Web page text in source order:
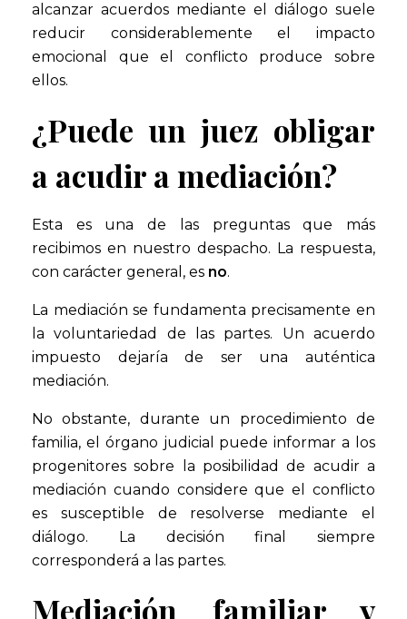
alcanzar acuerdos mediante el diálogo suele
reducir considerablemente el impacto
emocional que el conflicto produce sobre
ellos.
¿Puede un juez obligar
a acudir a mediación?
Esta es una de las preguntas que más
recibimos en nuestro despacho. La respuesta,
con carácter general, es no.
La mediación se fundamenta precisamente en
la voluntariedad de las partes. Un acuerdo
impuesto dejaría de ser una auténtica
mediación.
No obstante, durante un procedimiento de
familia, el órgano judicial puede informar a los
progenitores sobre la posibilidad de acudir a
mediación cuando considere que el conflicto
es susceptible de resolverse mediante el
diálogo. La decisión final siempre
corresponderá a las partes.
Mediación familiar y